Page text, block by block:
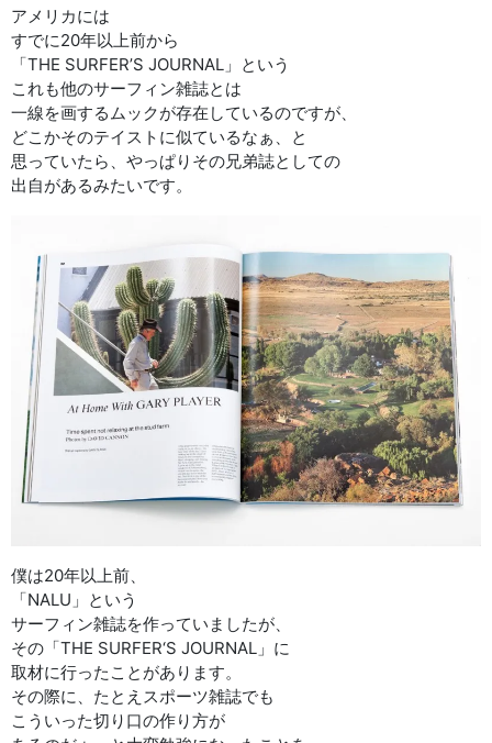
アメリカには
すでに20年以上前から
「THE SURFER’S JOURNAL」という
これも他のサーフィン雑誌とは
一線を画するムックが存在しているのですが、
どこかそのテイストに似ているなぁ、と
思っていたら、やっぱりその兄弟誌としての
出自があるみたいです。
僕は20年以上前、
「NALU」という
サーフィン雑誌を作っていましたが、
その「THE SURFER‘S JOURNAL」に
取材に行ったことがあります。
その際に、たとえスポーツ雑誌でも
こういった切り口の作り方が